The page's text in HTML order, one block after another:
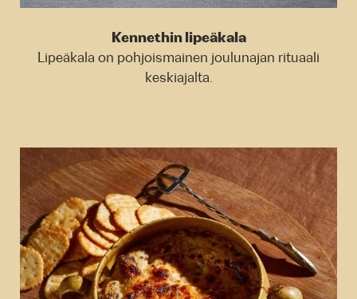
Kennethin lipeäkala
Lipeäkala on pohjoismainen joulunajan rituaali
keskiajalta.